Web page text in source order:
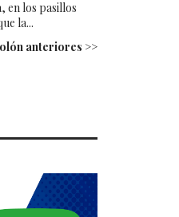
en los pasillos
la...
anteriores >>